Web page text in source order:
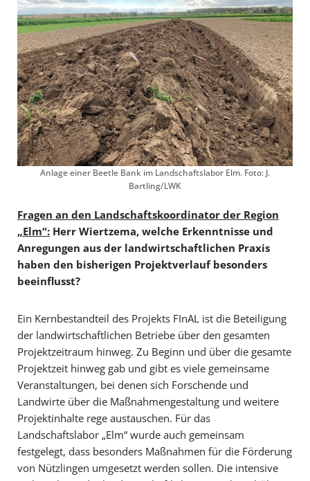
Anlage einer Beetle Bank im Landschaftslabor Elm. Foto: J.
Bartling/LWK
Fragen an den Landschaftskoordinator der Region
„Elm“: Herr Wiertzema, welche Erkenntnisse und
Anregungen aus der landwirtschaftlichen Praxis
haben den bisherigen Projektverlauf besonders
beeinflusst?
Ein Kernbestandteil des Projekts FInAL ist die Beteiligung
der landwirtschaftlichen Betriebe über den gesamten
Projektzeitraum hinweg. Zu Beginn und über die gesamte
Projektzeit hinweg gab und gibt es viele gemeinsame
Veranstaltungen, bei denen sich Forschende und
Landwirte über die Maßnahmengestaltung und weitere
Projektinhalte rege austauschen. Für das
Landschaftslabor „Elm“ wurde auch gemeinsam
festgelegt, dass besonders Maßnahmen für die Förderung
von Nützlingen umgesetzt werden sollen. Die intensive